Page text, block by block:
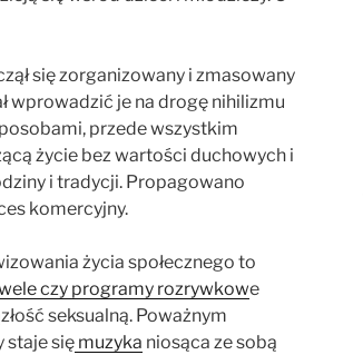
się zorganizowany i zmasowany
wprowadzić je na drogę nihilizmu
przede wszystkim
życie bez wartości duchowych i
i tradycji. Propagowano
komercyjny.
życia społecznego to
czy programy rozrywkowe
seksualną. Poważnym
staje się muzyka niosąca ze sobą